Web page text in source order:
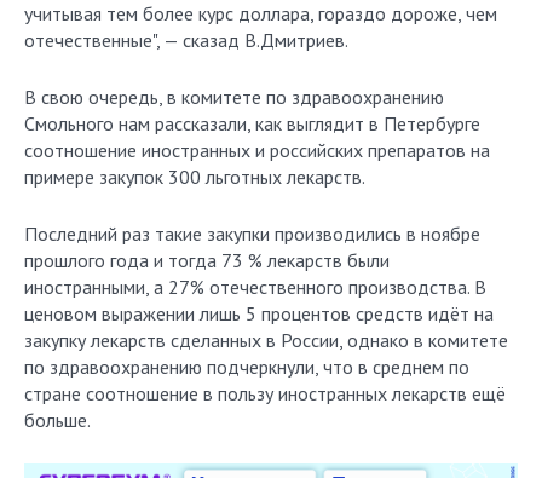
учитывая тем более курс доллара, гораздо дороже, чем
отечественные", — сказад В.Дмитриев.
В свою очередь, в комитете по здравоохранению
Смольного нам рассказали, как выглядит в Петербурге
соотношение иностранных и российских препаратов на
примере закупок 300 льготных лекарств.
Последний раз такие закупки производились в ноябре
прошлого года и тогда 73 % лекарств были
иностранными, а 27% отечественного производства. В
ценовом выражении лишь 5 процентов средств идёт на
закупку лекарств сделанных в России, однако в комитете
по здравоохранению подчеркнули, что в среднем по
стране соотношение в пользу иностранных лекарств ещё
больше.